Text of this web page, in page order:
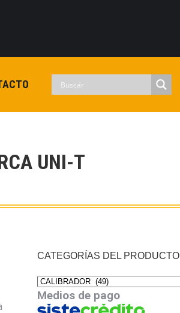
UNI-T
CATEGORÍAS DEL PRODUCTO
Medios de pago